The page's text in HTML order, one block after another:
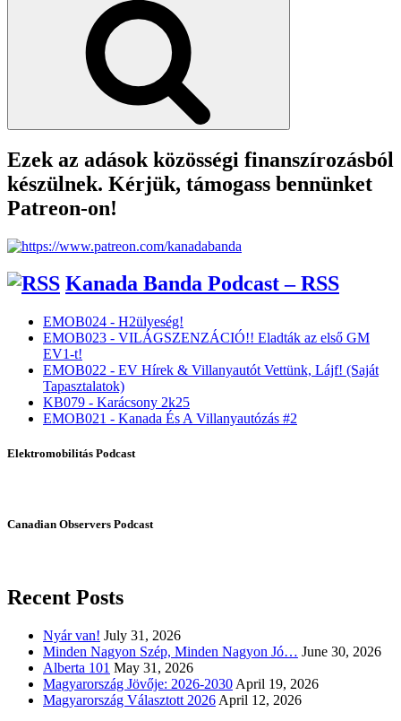
Ezek az adások közösségi finanszírozásból
készülnek. Kérjük, támogass bennünket
Patreon-on!
Kanada Banda Podcast – RSS
EMOB024 - H2ülyeség!
EMOB023 - VILÁGSZENZÁCIÓ!! Eladták az első GM
EV1-t!
EMOB022 - EV Hírek & Villanyautót Vettünk, Lájf! (Saját
Tapasztalatok)
KB079 - Karácsony 2k25
EMOB021 - Kanada És A Villanyautózás #2
Elektromobilitás Podcast
Canadian Observers Podcast
Recent Posts
Nyár van! July 31, 2026
Minden Nagyon Szép, Minden Nagyon Jó… June 30, 2026
Alberta 101 May 31, 2026
Magyarország Jövője: 2026-2030 April 19, 2026
Magyarország Választott 2026 April 12, 2026